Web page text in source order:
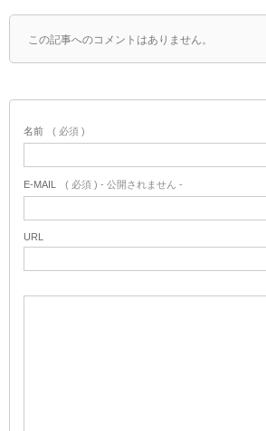
この記事へのコメントはありません。
名前 ( 必須 )
E-MAIL ( 必須 ) - 公開されません -
URL